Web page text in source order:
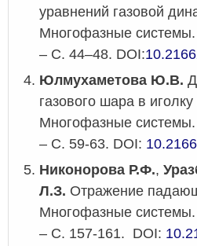
уравнений газовой
Многофазные системы.
– С. 44–48. DOI:
Юлмухаметова Ю.В.
газового шара в
Многофазные системы.
– С. 59-63. DOI:
Никонорова Р.Ф.,
Л.З. Отражение
Многофазные системы.
– С. 157-161. DOI: